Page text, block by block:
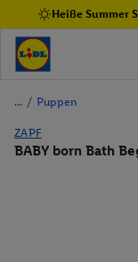
Heiße Summer
/ Puppen
ZAPF
BABY born Bath